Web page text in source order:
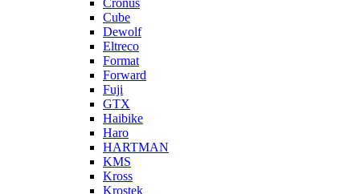
Cronus
Cube
Dewolf
Eltreco
Format
Forward
Fuji
GTX
Haibike
Haro
HARTMAN
KMS
Kross
Krostek